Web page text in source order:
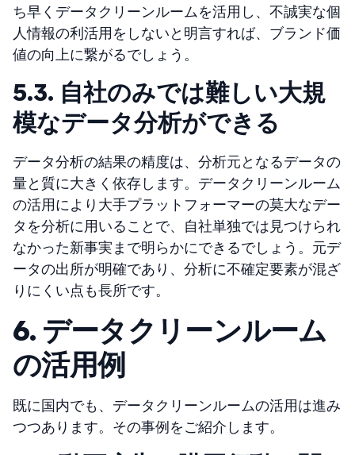
ち早くデータクリーンルームを活用し、不誠実な個
人情報の利活用をしないと明言すれば、ブランド価
値の向上に繋がるでしょう。
5.3. 自社のみでは難しい大規
模なデータ分析ができる
データ分析の結果の精度は、分析元となるデータの
量と質に大きく依存します。データクリーンルーム
の活用により大手プラットフォーマーの莫大なデー
タを分析に用いることで、自社単独では見つけられ
なかった新事実まで明らかにできるでしょう。元デ
ータの出所が明確であり、分析に不確定要素が混ざ
りにくい点も長所です。
6. データクリーンルーム
の活用例
既に国内でも、データクリーンルームの活用は進み
つつあります。その事例をご紹介します。